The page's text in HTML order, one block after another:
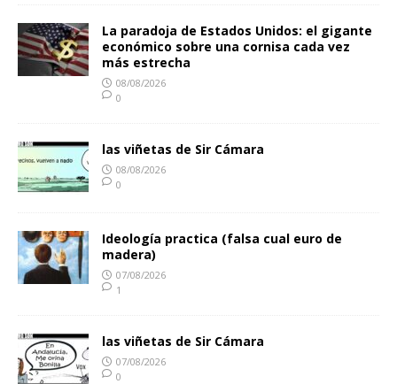
La paradoja de Estados Unidos: el gigante
económico sobre una cornisa cada vez
más estrecha
08/08/2026
0
las viñetas de Sir Cámara
08/08/2026
0
Ideología practica (falsa cual euro de
madera)
07/08/2026
1
las viñetas de Sir Cámara
07/08/2026
0